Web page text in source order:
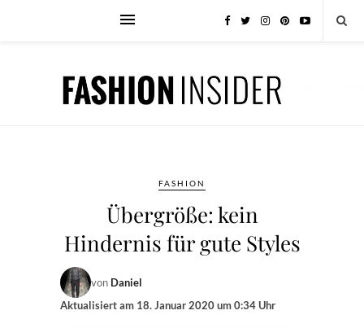
FASHION
Übergröße: kein
Hindernis für gute Styles
von Daniel
Aktualisiert am 18. Januar 2020 um 0:34 Uhr